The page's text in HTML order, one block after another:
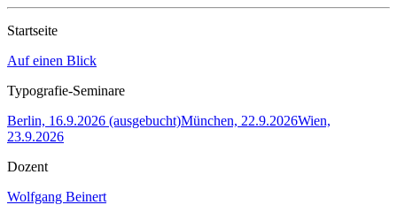
Startseite
Auf einen Blick
Typografie-Seminare
Berlin, 16.9.2026 (ausgebucht)München, 22.9.2026Wien,
23.9.2026
Dozent
Wolfgang Beinert